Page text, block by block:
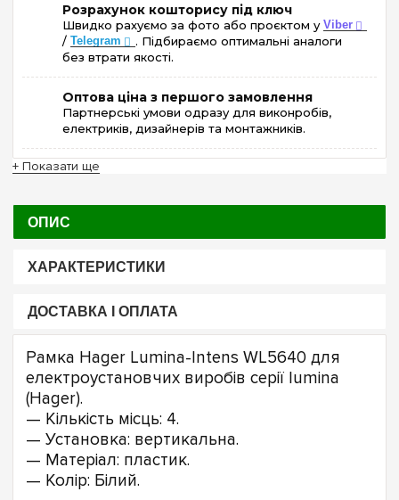
Розрахунок кошторису під ключ
Швидко рахуємо за фото або проєктом у Viber
/ Telegram
. Підбираємо оптимальні аналоги
без втрати якості.
Оптова ціна з першого замовлення
Партнерські умови одразу для виконробів,
електриків, дизайнерів та монтажників.
+ Показати ще
ОПИС
ХАРАКТЕРИСТИКИ
ДОСТАВКА І ОПЛАТА
Рамка Hager Lumina-Intens WL5640 для
електроустановчих виробів серії lumina
(Hager).
— Кількість місць: 4.
— Установка: вертикальна.
— Матеріал: пластик.
— Колір: Білий.